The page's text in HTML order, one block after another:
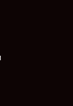
в г. Москва